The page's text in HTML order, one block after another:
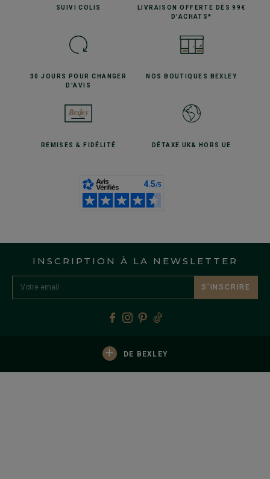
SUIVICOLIS LIVRAISON OFFERTE
DÈS 99€
D'ACHATS*
30 JOURS POURCHANGER
D'AVIS
NOS BOUTIQUES BEXLEY
REMISES& FIDÉLITÉ DÉTAXE UK& HORS UE
INSCRIPTION À LA NEWSLETTER
S’INSCRIRE
+ DE BEXLEY